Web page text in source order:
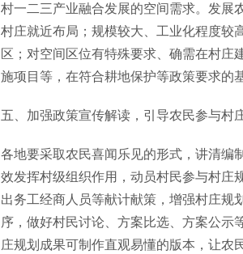
村一二三产业融合发展的空间需求。发展
村庄就近布局；规模较大、工业化程度较
区；对空间区位有特殊要求、确需在村庄
施项目等，在符合耕地保护等政策要求的
五、加强政策宣传解读，引导农民参与村
各地要采取农民喜闻乐见的形式，讲清编
效发挥村级组织作用，动员村民参与村庄
出务工经商人员等献计献策，增强村庄规
序，做好村民讨论、方案比选、方案公
庄规划成果可制作直观易懂的版本，让农